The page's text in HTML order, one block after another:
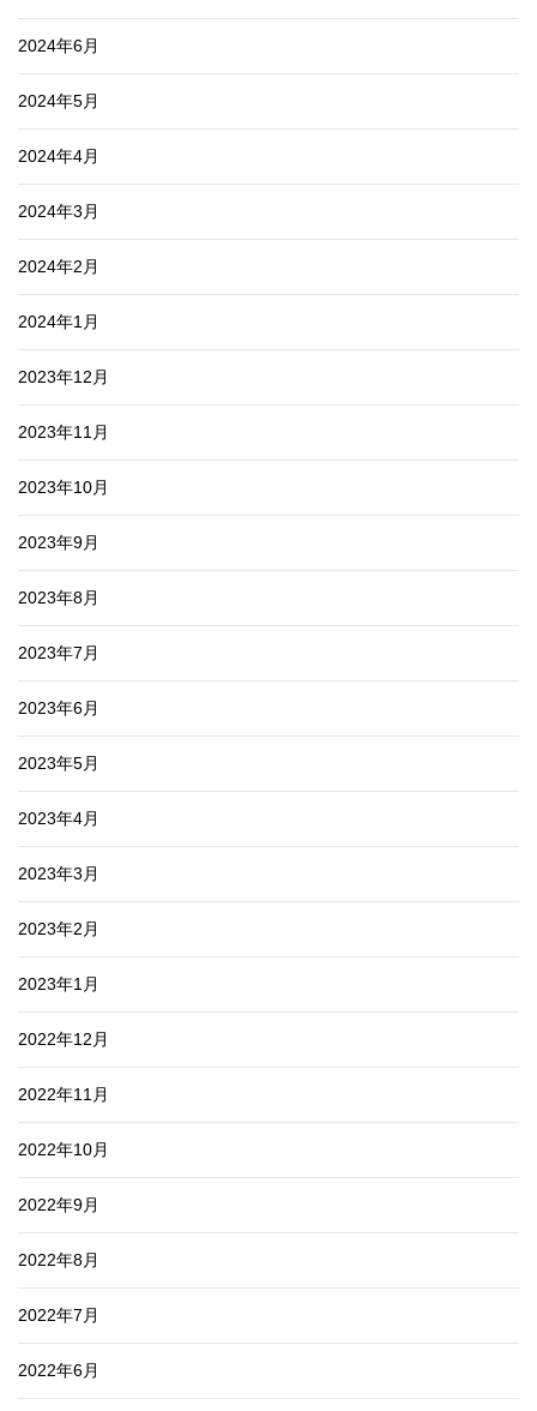
2024年6月
2024年5月
2024年4月
2024年3月
2024年2月
2024年1月
2023年12月
2023年11月
2023年10月
2023年9月
2023年8月
2023年7月
2023年6月
2023年5月
2023年4月
2023年3月
2023年2月
2023年1月
2022年12月
2022年11月
2022年10月
2022年9月
2022年8月
2022年7月
2022年6月